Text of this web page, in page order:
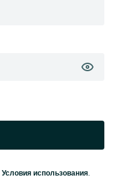
Условия использования.